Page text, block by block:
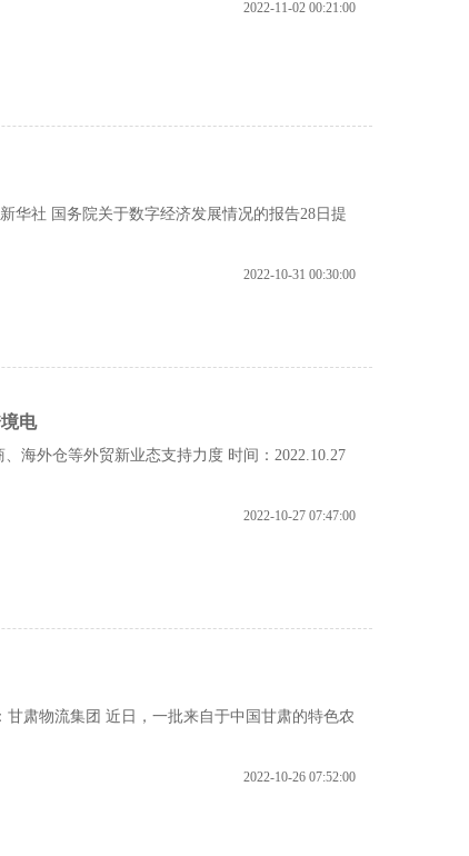
2022-11-02 00:21:00
华社 国务院关于数字经济发展情况的报告28日提
2022-10-31 00:30:00
电
海外仓等外贸新业态支持力度 时间：2022.10.27
2022-10-27 07:47:00
肃物流集团 近日，一批来自于中国甘肃的特色农
2022-10-26 07:52:00